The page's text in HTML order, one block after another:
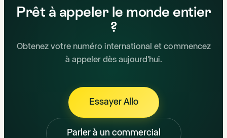
Prêt à appeler le monde entier
?
Obtenez votre numéro international et commencez
à appeler dès aujourd'hui.
Essayer Allo
Parler à un commercial